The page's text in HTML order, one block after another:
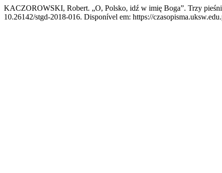
KACZOROWSKI, Robert. „O, Polsko, idź w imię Boga”. Trzy
10.26142/stgd-2018-016. Disponível em: https://